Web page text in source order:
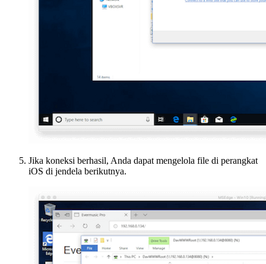
Jika koneksi berhasil, Anda dapat mengelola file di perangkat
iOS di jendela berikutnya.